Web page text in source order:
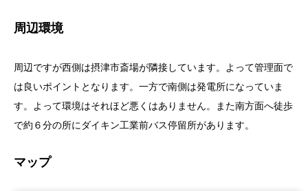
周辺環境
周辺ですが西側は摂津市斎場が隣接しています。よって管理面で
は良いポイントとなります。一方で南側は発電所になっていま
す。よって環境はそれほど悪くはありません。また南方面へ徒歩
で約６分の所にダイキン工業前バス停留所があります。
マップ